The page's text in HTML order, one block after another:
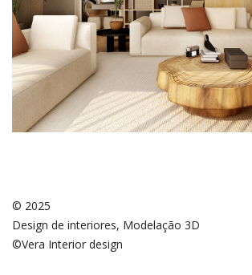
© 2025
Design de interiores, Modelação 3D
©Vera Interior design